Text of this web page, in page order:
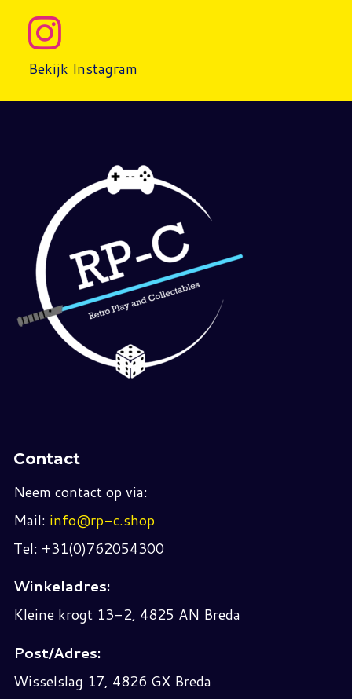
Bekijk Instagram
Contact
Neem contact op via:
Mail: info@rp-c.shop
Tel: +31(0)762054300
Winkeladres:
Kleine krogt 13-2, 4825 AN Breda
Post/Adres:
Wisselslag 17, 4826 GX Breda